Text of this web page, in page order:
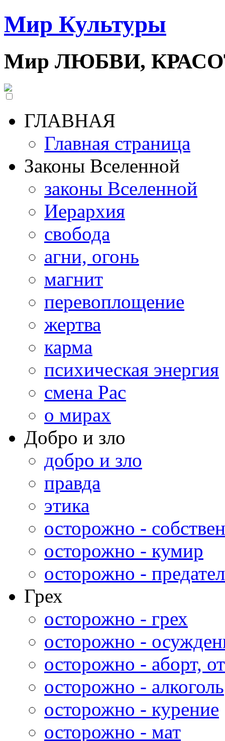
Мир Культуры
Мир ЛЮБВИ,
ГЛАВНАЯ
Главная страница
Законы Вселенной
законы Вселенной
Иерархия
свобода
агни, огонь
магнит
перевоплощение
жертва
карма
психическая энергия
смена Рас
о мирах
Добро и зло
добро и зло
правда
этика
осторожно -
осторожно - кумир
осторожно -
Грех
осторожно - грех
осторожно -
осторожно - аборт,
осторожно - алкоголь
осторожно - курение
осторожно - мат